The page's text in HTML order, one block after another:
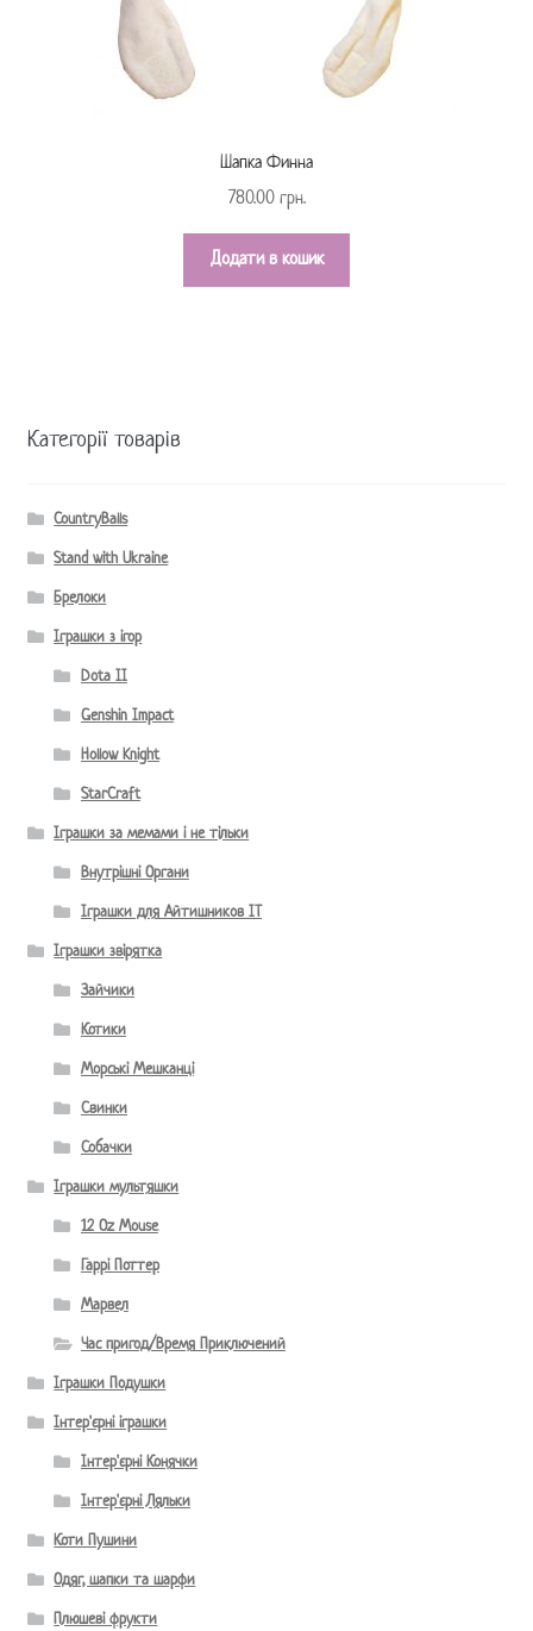
Шапка Финна
780.00 грн.
Додати в кошик
Категорії товарів
CountryBalls
Stand with Ukraine
Брелоки
Іграшки з ігор
Dota II
Genshin Impact
Hollow Knight
StarCraft
Іграшки за мемами і не тільки
Внутрішні Органи
Іграшки для Айтишников IT
Іграшки звірятка
Зайчики
Котики
Морські Мешканці
Свинки
Собачки
Іграшки мультяшки
12 Oz Mouse
Гаррі Поттер
Марвел
Час пригод/Время Приключений
Іграшки Подушки
Інтер'єрні іграшки
Інтер'єрні Конячки
Інтер'єрні Ляльки
Коти Пушини
Одяг, шапки та шарфи
Плюшеві фрукти